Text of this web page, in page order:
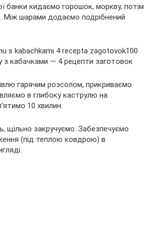
банки кидаємо горошок, моркву, потім
Між шарами додаємо подрібнений
гарячим розсолом, прикриваємо
в глибоку каструлю на
10 хвилин.
щільно закручуємо. Забезпечуємо
(під теплою ковдрою) в